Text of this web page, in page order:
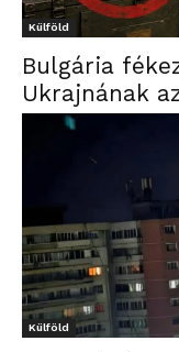
Külföld
Bulgária
Ukrajnának
Külföld